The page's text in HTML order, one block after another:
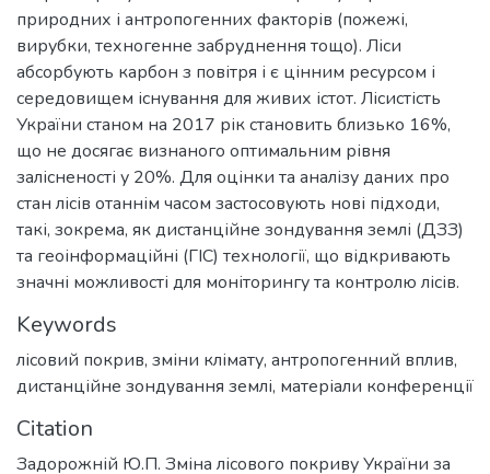
природних і антропогенних факторів (пожежі,
вирубки, техногенне забруднення тощо). Ліси
абсорбують карбон з повітря і є цінним ресурсом і
середовищем існування для живих істот. Лісистість
України станом на 2017 рік становить близько 16%,
що не досягає визнаного оптимальним рівня
залісненості у 20%. Для оцінки та аналізу даних про
стан лісів отаннім часом застосовують нові підходи,
такі, зокрема, як дистанційне зондування землі (ДЗЗ)
та геоінформаційні (ГІС) технології, що відкривають
значні можливості для моніторингу та контролю лісів.
Keywords
лісовий покрив, зміни клімату, антропогенний вплив,
дистанційне зондування землі, матеріали конференції
Citation
Задорожній Ю.П. Зміна лісового покриву України за